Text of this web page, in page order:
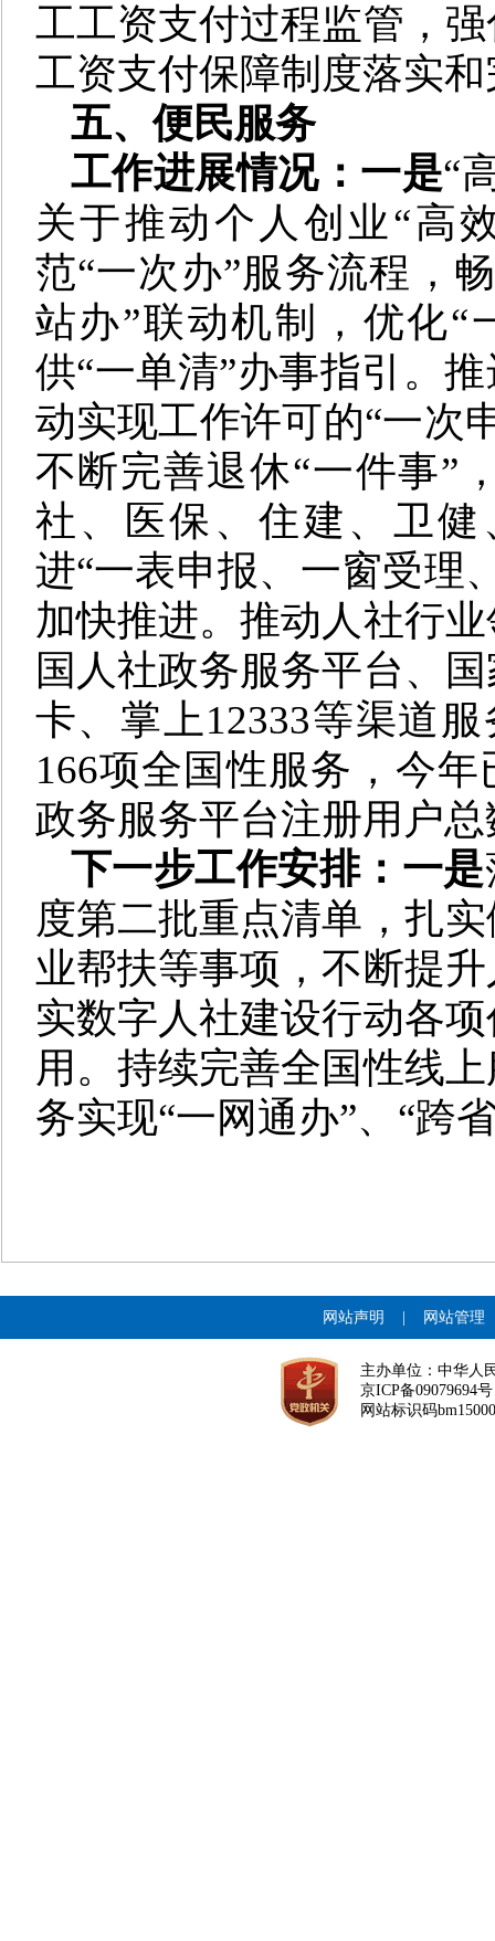
工工资支付过程监管，
工资支付保障制度落实
五、便民服务
工作进展情况：一是“
关于推动个人创业“高
范“一次办”服务流程，
站办”联动机制，优化“
供“一单清”办事指引。
动实现工作许可的“一次
不断完善退休“一件事”
社、医保、住建、卫
进“一表申报、一窗受理
加快推进。推动人社行
国人社政务服务平台、
卡、掌上12333等渠道
166项全国性服务，今
政务服务平台注册用户
下一步工作安排：一是
度第二批重点清单，扎
业帮扶等事项，不断提
实数字人社建设行动各
用。持续完善全国性线
务实现“一网通办”、“跨